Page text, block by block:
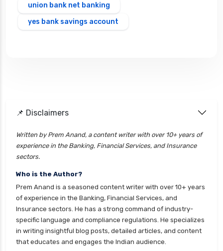
union bank net banking
yes bank savings account
📌 Disclaimers
Written by Prem Anand, a content writer with over 10+ years of
experience in the Banking, Financial Services, and Insurance
sectors.
Who is the Author?
Prem Anand is a seasoned content writer with over 10+ years
of experience in the Banking, Financial Services, and
Insurance sectors. He has a strong command of industry-
specific language and compliance regulations. He specializes
in writing insightful blog posts, detailed articles, and content
that educates and engages the Indian audience.